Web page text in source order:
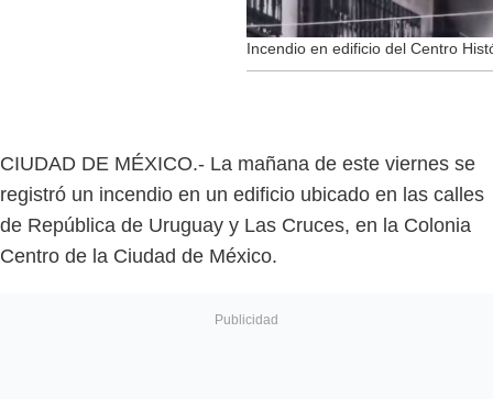
Incendio en edificio del Centro
CIUDAD DE MÉXICO.- La mañana de este viernes se
registró un incendio en un edificio ubicado en las calles
de República de Uruguay y Las Cruces, en la Colonia
Centro de la Ciudad de México.